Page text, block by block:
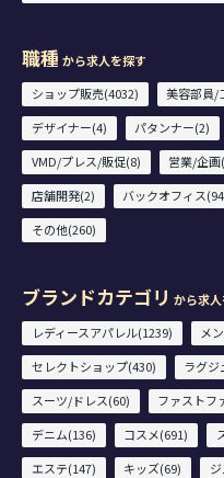
職種 から求人を探す
ショップ販売(4032)
美容部員/
デザイナー(4)
パタンナー(2)
VMD/プレス/販促(8)
営業/企画
店舗開発(2)
バックオフィス
その他(260)
ブランドカテゴリ から求
レディースアパレル(1239)
メ
セレクトショップ(430)
ラグジ
スーツ/ドレス(60)
ファストフ
デニム(136)
コスメ(691)
エステ(147)
キッズ(69)